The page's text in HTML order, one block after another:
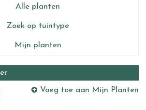
Alle planten
Zoek op tuintype
Mijn planten
Voeg toe aan Mijn Planten